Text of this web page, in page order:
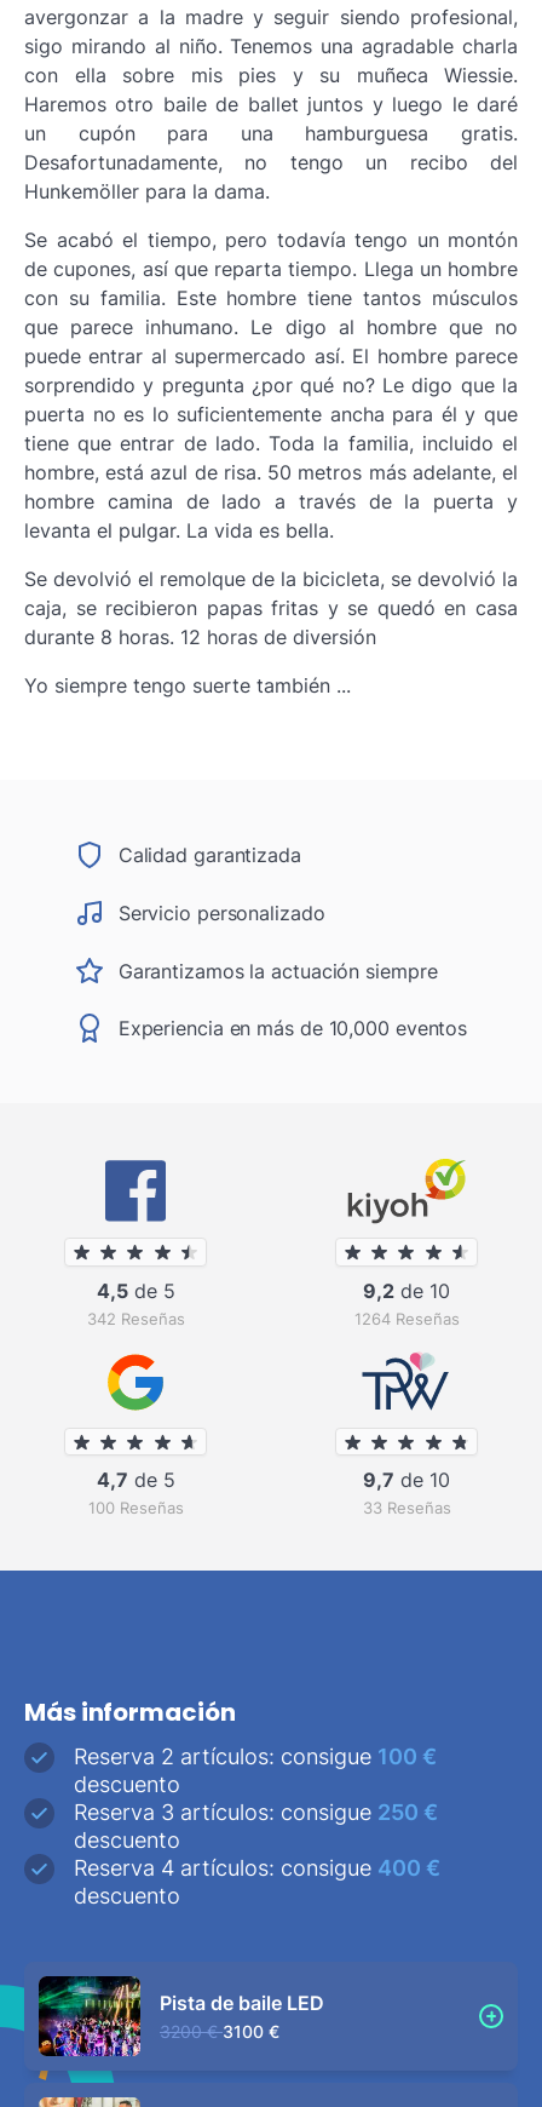
avergonzar a la madre y seguir siendo profesional,
sigo mirando al niño. Tenemos una agradable charla
con ella sobre mis pies y su muñeca Wiessie.
Haremos otro baile de ballet juntos y luego le daré
un cupón para una hamburguesa gratis.
Desafortunadamente, no tengo un recibo del
Hunkemöller para la dama.
Se acabó el tiempo, pero todavía tengo un montón
de cupones, así que reparta tiempo. Llega un hombre
con su familia. Este hombre tiene tantos músculos
que parece inhumano. Le digo al hombre que no
puede entrar al supermercado así. El hombre parece
sorprendido y pregunta ¿por qué no? Le digo que la
puerta no es lo suficientemente ancha para él y que
tiene que entrar de lado. Toda la familia, incluido el
hombre, está azul de risa. 50 metros más adelante, el
hombre camina de lado a través de la puerta y
levanta el pulgar. La vida es bella.
Se devolvió el remolque de la bicicleta, se devolvió la
caja, se recibieron papas fritas y se quedó en casa
durante 8 horas. 12 horas de diversión
Yo siempre tengo suerte también ...
Calidad garantizada
Servicio personalizado
Garantizamos la actuación siempre
Experiencia en más de 10,000 eventos
4,5de 5
342 Reseñas
9,2 de 10
1264 Reseñas
4,7 de 5
100 Reseñas
9,7 de 10
33 Reseñas
Más información
Reserva 2 artículos: consigue 100 €
descuento
Reserva 3 artículos: consigue 250 €
descuento
Reserva 4 artículos: consigue 400 €
descuento
Pista de baile LED
3200 € 3100 €